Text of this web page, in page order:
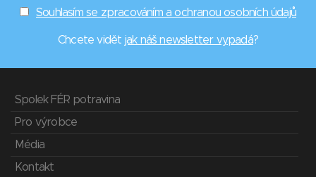
Souhlasím se zpracováním a ochranou osobních údajů
Chcete vidět jak náš newsletter vypadá?
Spolek FÉR potravina
Pro výrobce
Média
Kontakt